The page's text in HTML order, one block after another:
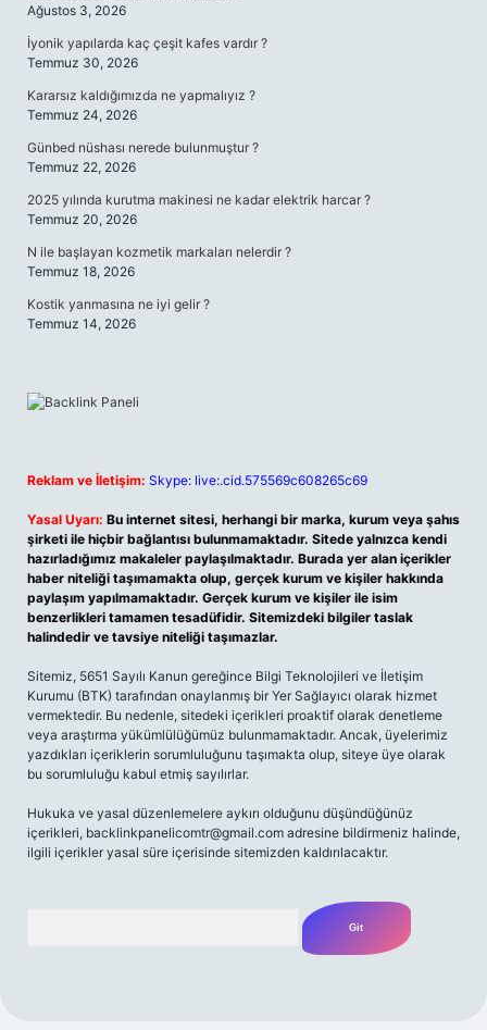
Ağustos 3, 2026
İyonik yapılarda kaç çeşit kafes vardır ?
Temmuz 30, 2026
Kararsız kaldığımızda ne yapmalıyız ?
Temmuz 24, 2026
Günbed nüshası nerede bulunmuştur ?
Temmuz 22, 2026
2025 yılında kurutma makinesi ne kadar elektrik harcar ?
Temmuz 20, 2026
N ile başlayan kozmetik markaları nelerdir ?
Temmuz 18, 2026
Kostik yanmasına ne iyi gelir ?
Temmuz 14, 2026
Reklam ve İletişim: Skype: live:.cid.575569c608265c69
Yasal Uyarı: Bu internet sitesi, herhangi bir marka, kurum veya şahıs
şirketi ile hiçbir bağlantısı bulunmamaktadır. Sitede yalnızca kendi
hazırladığımız makaleler paylaşılmaktadır. Burada yer alan içerikler
haber niteliği taşımamakta olup, gerçek kurum ve kişiler hakkında
paylaşım yapılmamaktadır. Gerçek kurum ve kişiler ile isim
benzerlikleri tamamen tesadüfidir. Sitemizdeki bilgiler taslak
halindedir ve tavsiye niteliği taşımazlar.
Sitemiz, 5651 Sayılı Kanun gereğince Bilgi Teknolojileri ve İletişim
Kurumu (BTK) tarafından onaylanmış bir Yer Sağlayıcı olarak hizmet
vermektedir. Bu nedenle, sitedeki içerikleri proaktif olarak denetleme
veya araştırma yükümlülüğümüz bulunmamaktadır. Ancak, üyelerimiz
yazdıkları içeriklerin sorumluluğunu taşımakta olup, siteye üye olarak
bu sorumluluğu kabul etmiş sayılırlar.
Hukuka ve yasal düzenlemelere aykırı olduğunu düşündüğünüz
içerikleri, backlinkpanelicomtr@gmail.com adresine bildirmeniz halinde,
ilgili içerikler yasal süre içerisinde sitemizden kaldırılacaktır.